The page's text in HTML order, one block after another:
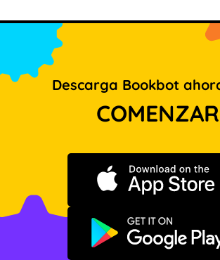
Descarga Bookbot
COMENZAR
Descargar
Disponible